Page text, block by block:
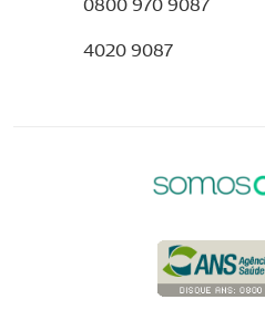
0800 970 9087
4020 9087